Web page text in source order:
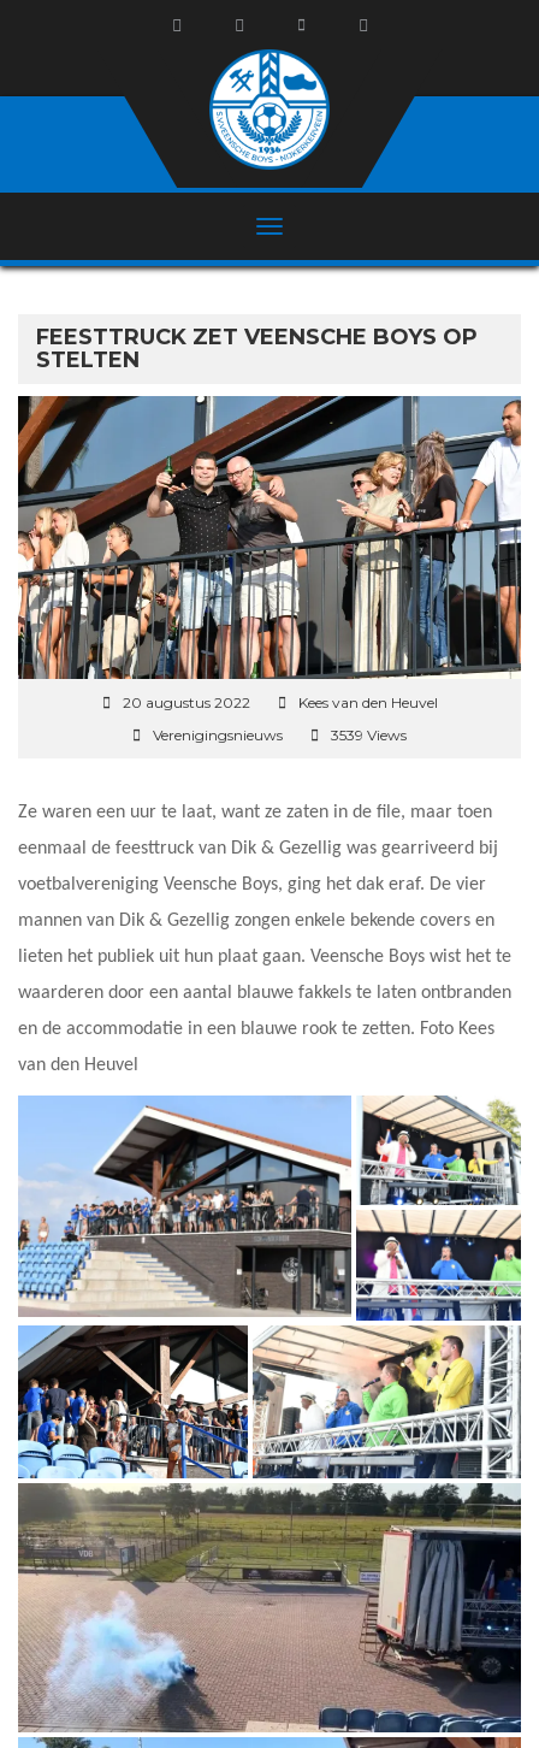
FEESTTRUCK ZET VEENSCHE BOYS OP
STELTEN
20 augustus 2022
Kees van den Heuvel
Verenigingsnieuws
3539 Views
Ze waren een uur te laat, want ze zaten in de file, maar toen
eenmaal de feesttruck van Dik & Gezellig was gearriveerd bij
voetbalvereniging Veensche Boys, ging het dak eraf. De vier
mannen van Dik & Gezellig zongen enkele bekende covers en
lieten het publiek uit hun plaat gaan. Veensche Boys wist het te
waarderen door een aantal blauwe fakkels te laten ontbranden
en de accommodatie in een blauwe rook te zetten. Foto Kees
van den Heuvel